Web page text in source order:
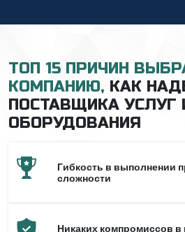
ТОП 15 ПРИЧИН
КОМПАНИЮ, КАК
ПОСТАВЩИКА УСЛУГ
ОБОРУДОВАНИЯ
Гибкость в выполнении
сложности
Никаких компромиссов в